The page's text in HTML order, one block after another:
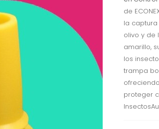
de
la
olivo y de
amarillo,
los
trampa
proteger